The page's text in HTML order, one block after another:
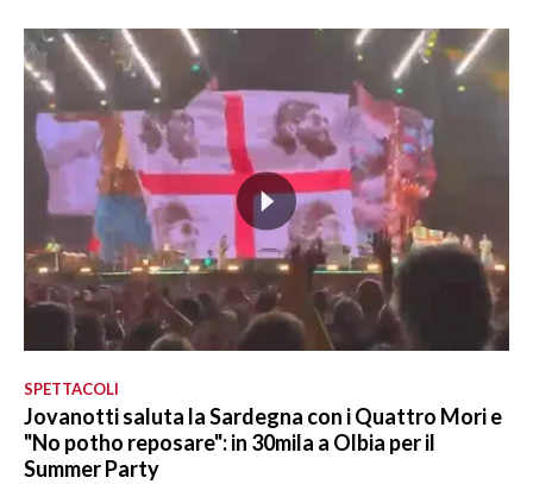
SPETTACOLI
Jovanotti saluta la Sardegna con i Quattro Mori e
"No potho reposare": in 30mila a Olbia per il
Summer Party